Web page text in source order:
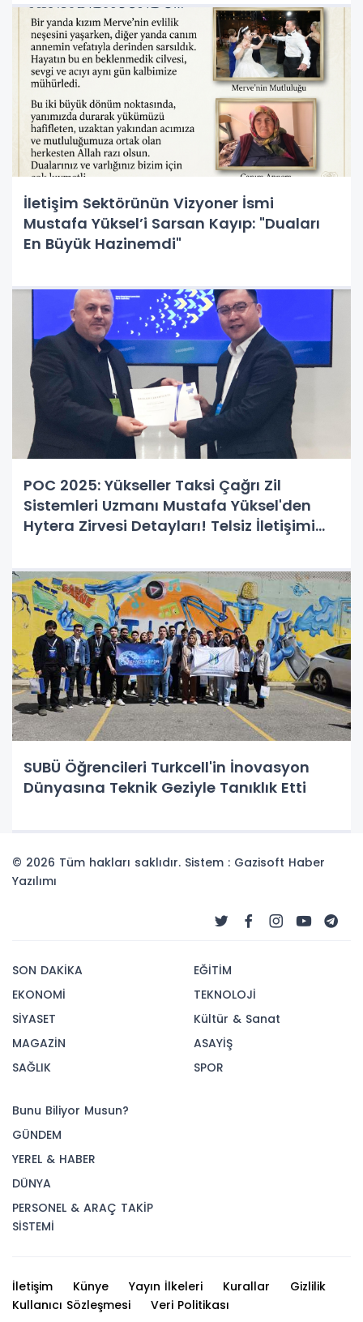
İletişim Sektörünün Vizyoner İsmi
Mustafa Yüksel’i Sarsan Kayıp: "Duaları
En Büyük Hazinemdi"
POC 2025: Yükseller Taksi Çağrı Zil
Sistemleri Uzmanı Mustafa Yüksel'den
Hytera Zirvesi Detayları! Telsiz İletişimi
SUBÜ Öğrencileri Turkcell'in İnovasyon
Dünyasına Teknik Geziyle Tanıklık Etti
© 2026 Tüm hakları saklıdır. Sistem : Gazisoft Haber
Yazılımı
SON DAKİKA
EKONOMİ
SİYASET
MAGAZİN
SAĞLIK
EĞİTİM
TEKNOLOJİ
Kültür & Sanat
ASAYİŞ
SPOR
Bunu Biliyor Musun?
GÜNDEM
YEREL & HABER
DÜNYA
PERSONEL & ARAÇ TAKİP
SİSTEMİ
İletişim Künye Yayın İlkeleri Kurallar
Gizlilik
Kullanıcı Sözleşmesi
Veri Politikası